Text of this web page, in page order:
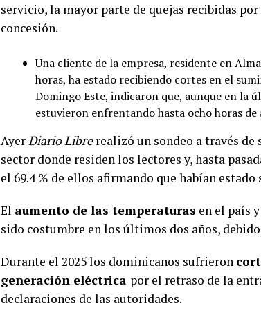
servicio, la mayor parte de quejas recibidas por
concesión.
Una cliente de la empresa, residente en
horas, ha estado recibiendo cortes en el
Domingo Este, indicaron que, aunque en la
estuvieron enfrentando hasta ocho horas de
AyerDiario Librerealizó un sondeo a través de
sector donde residen los lectores y, hasta
el 69.4 % de ellos afirmando que habían
El aumento de las temperaturas en el país
sido costumbre en los últimos dos años,
Durante el 2025 los dominicanos sufrieron
generación eléctrica por el retraso de la
declaraciones de las autoridades.